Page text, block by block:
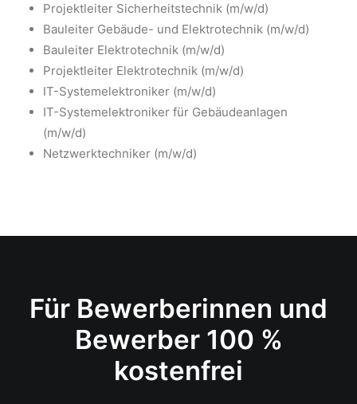
Projektleiter Sicherheitstechnik (m/w/d)
Bauleiter Gebäude- und Elektrotechnik (m/w/d)
Bauleiter Elektrotechnik (m/w/d)
Projektleiter Elektrotechnik (m/w/d)
IT-Systemelektroniker (m/w/d)
IT-Systemelektroniker für Gebäudeanlagen
(m/w/d)
Netzwerktechniker (m/w/d)
Für Bewerberinnen und
Bewerber 100 %
kostenfrei